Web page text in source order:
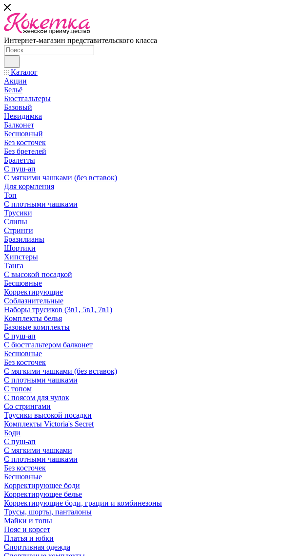
Интернет-магазин представительского класса
Каталог
Акции
Бельё
Бюстгальтеры
Базовый
Невидимка
Балконет
Бесшовный
Без косточек
Без бретелей
Бралетты
С пуш-ап
С мягкими чашками (без вставок)
Для кормления
Топ
С плотными чашками
Трусики
Слипы
Стринги
Бразилианы
Шортики
Хипстеры
Танга
С высокой посадкой
Бесшовные
Корректирующие
Соблазнительные
Наборы трусиков (3в1, 5в1, 7в1)
Комплекты белья
Базовые комплекты
С пуш-ап
С бюстгальтером балконет
Бесшовные
Без косточек
С мягкими чашками (без вставок)
С плотными чашками
С топом
С поясом для чулок
Со стрингами
Трусики высокой посадки
Комплекты Victoria's Secret
Боди
С пуш-ап
С мягкими чашками
С плотными чашками
Без косточек
Бесшовные
Корректирующее боди
Корректирующее белье
Корректирующие боди, грации и комбинезоны
Трусы, шорты, панталоны
Майки и топы
Пояс и корсет
Платья и юбки
Спортивная одежда